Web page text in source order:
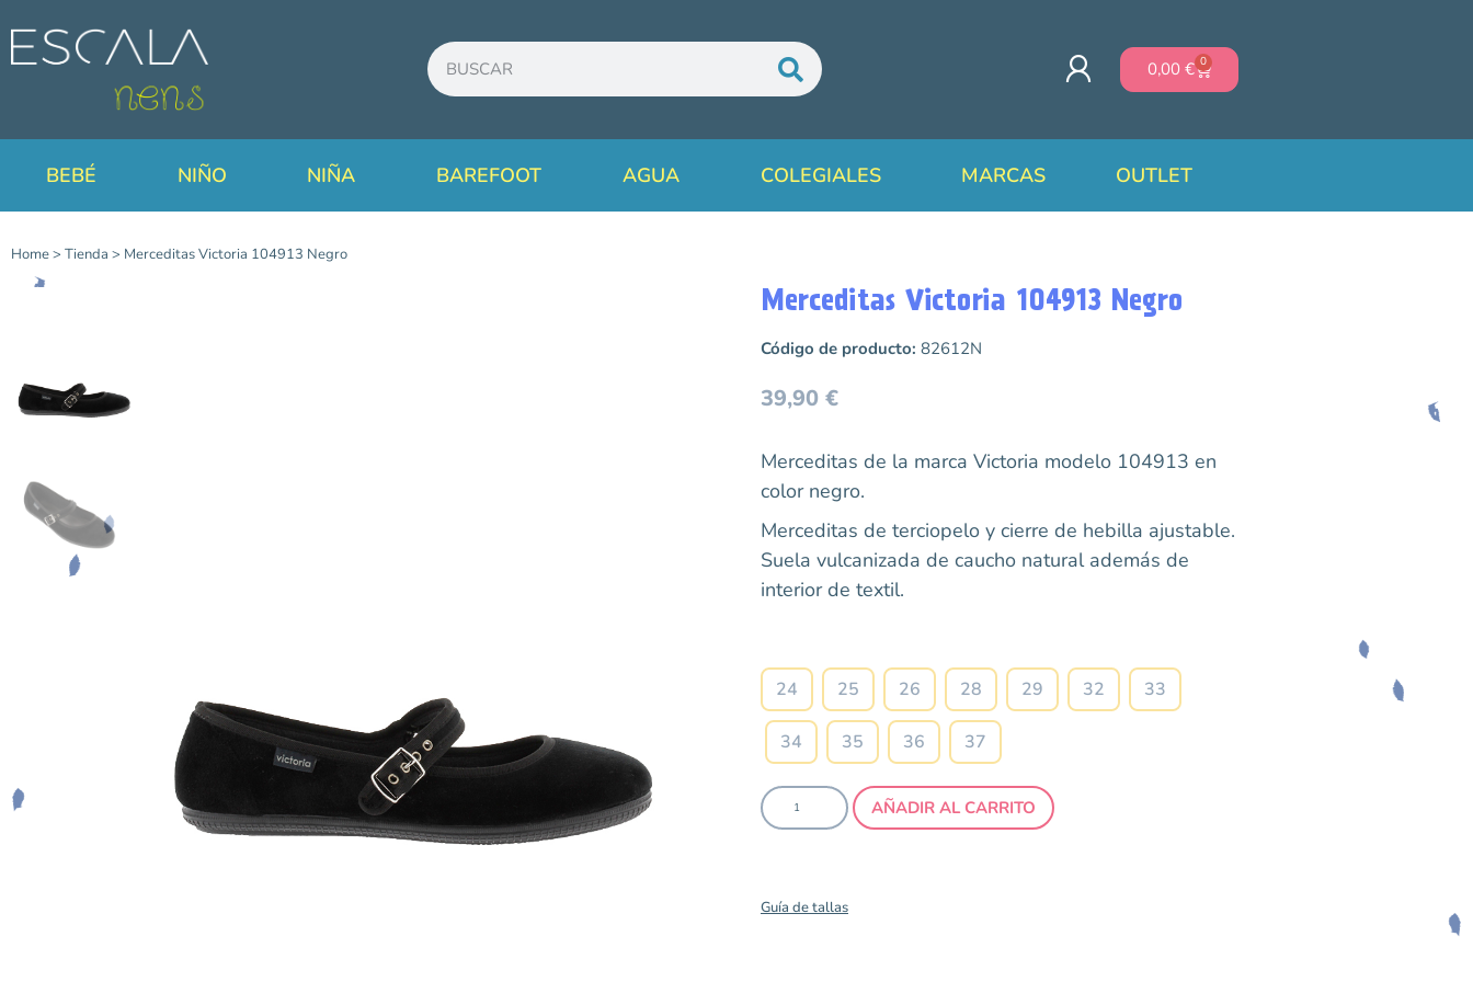
0,00 € 0
BEBÉ NIÑO NIÑA BAREFOOT AGUA COLEGIALES MARCAS OUTLET
Home> Tienda > Merceditas Victoria 104913 Negro
Merceditas Victoria 104913 Negro
Código de producto: 82612N
39,90 €
Merceditas de la marca Victoria modelo 104913 en
color negro.
Merceditas de terciopelo y cierre de hebilla ajustable.
Suela vulcanizada de caucho natural además de
interior de textil.
24 25 26 28 29 32 33
34 35 36 37
AÑADIR AL CARRITO
Guía de tallas